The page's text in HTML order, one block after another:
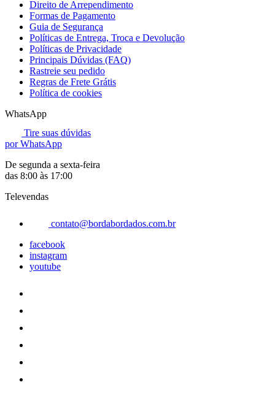
Direito de Arrependimento
Formas de Pagamento
Guia de Segurança
Políticas de Entrega, Troca e Devolução
Políticas de Privacidade
Principais Dúvidas (FAQ)
Rastreie seu pedido
Regras de Frete Grátis
Política de cookies
WhatsApp
Tire suas dúvidas
por WhatsApp
De segunda a sexta-feira
das 8:00 às 17:00
Televendas
contato@bordabordados.com.br
facebook
instagram
youtube